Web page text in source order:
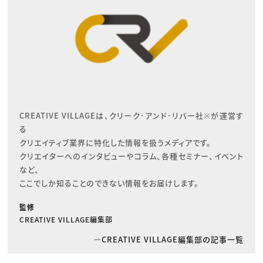
CREATIVE VILLAGEは、クリーク･アンド･リバー社※が運営す
る
クリエイティブ業界に特化した情報を扱うメディアです。
クリエイターへのインタビューやコラム、各種セミナー、イベント
など、
ここでしか知ることのできない情報をお届けします。
監修
CREATIVE VILLAGE編集部
CREATIVE VILLAGE編集部の記事一覧